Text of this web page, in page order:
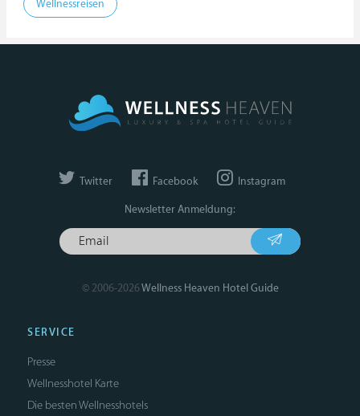
Wellnessreisen
Twitter Facebook Instagram
Newsletter Anmeldung:
© 2006-2026Wellness Heaven Hotel Guide
SERVICE
Presse
Wellnesshotel Karte
Die besten Wellnesshotels